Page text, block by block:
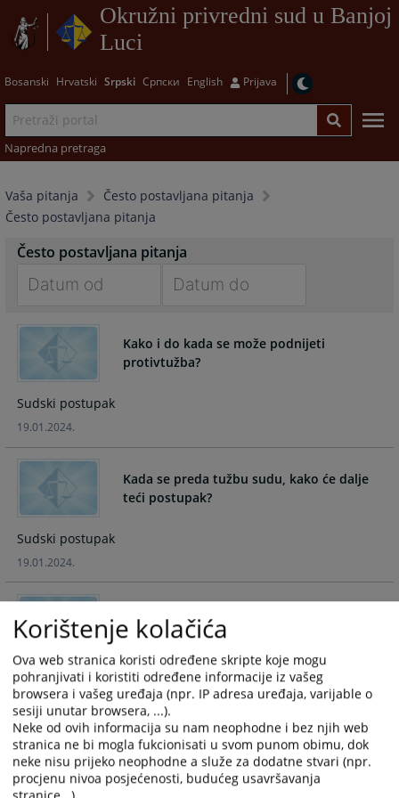
Okružni privredni sud u Banjoj
Luci
Bosanski Hrvatski Srpski Српски English Prijava
Napredna pretraga
Vaša pitanja
Često postavljana pitanja
Često postavljana pitanja
Često postavljana pitanja
forward
interact
the
calendar
and
select
date.
Press
question
to
the
keyboard
shortcuts
for
changing
dates.
forward
to
and
select
a
date.
to
the
keyboard
shortcuts
for
changing
dates.
Kako i do kada se može podnijeti
protivtužba?
Sudski postupak
19.01.2024.
Kada se preda tužbu sudu, kako će dalje
teći postupak?
Sudski postupak
19.01.2024.
Kada se ročište može odgoditi ili odložiti?
Sudski postupak
19.01.2024.
Kada se stranke obrate nadležnom
organu sa ciljem dobijanja isprave, a
organ ne odgovori ili odbije da istu
Korištenje kolačića
Ova web stranica koristi određene skripte koje mogu
pohranjivati i koristiti određene informacije iz vašeg
browsera i vašeg uređaja (npr. IP adresa uređaja, varijable o
sesiji unutar browsera, ...).
Neke od ovih informacija su nam neophodne i bez njih web
stranica ne bi mogla fukcionisati u svom punom obimu, dok
neke nisu prijeko neophodne a služe za dodatne stvari (npr.
procjenu nivoa posjećenosti, budućeg usavršavanja